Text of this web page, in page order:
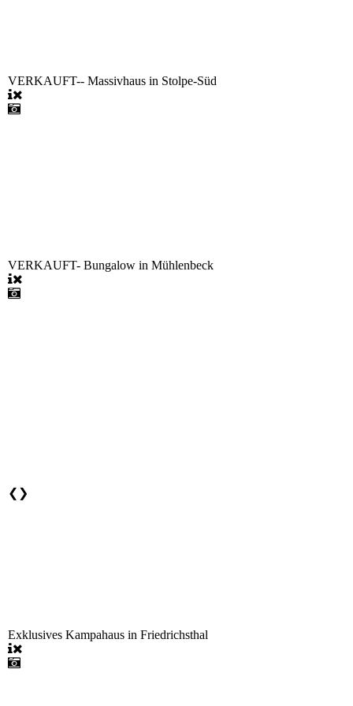
VERKAUFT-- Massivhaus in Stolpe-Süd
VERKAUFT- Bungalow in Mühlenbeck
❮ ❯
Exklusives Kampahaus in Friedrichsthal